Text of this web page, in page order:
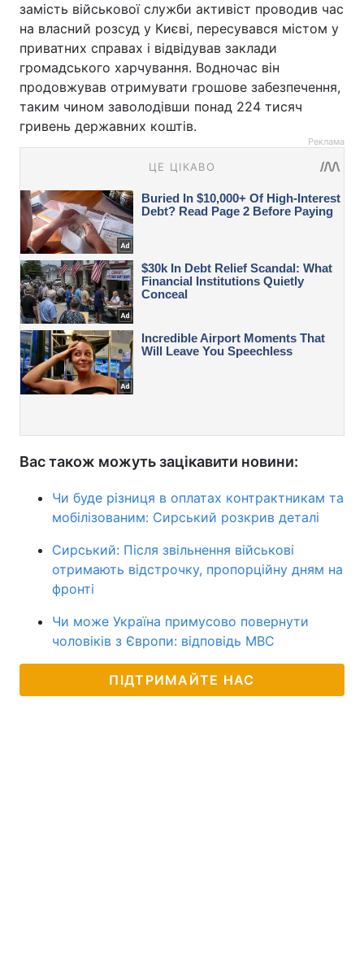
замість військової служби активіст проводив час
на власний розсуд у Києві, пересувався містом у
приватних справах і відвідував заклади
громадського харчування. Водночас він
продовжував отримувати грошове забезпечення,
таким чином заволодівши понад 224 тисяч
гривень державних коштів.
Реклама
Вас також можуть зацікавити новини:
Чи буде різниця в оплатах контрактникам та
мобілізованим: Сирський розкрив деталі
Сирський: Після звільнення військові
отримають відстрочку, пропорційну дням на
фронті
Чи може Україна примусово повернути
чоловіків з Європи: відповідь МВС
ПІДТРИМАЙТЕ НАС